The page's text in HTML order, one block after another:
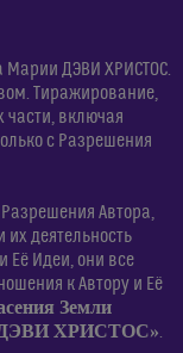
Марии ДЭВИ ХРИСТОС.
Тиражирование,
включая
с Разрешения
Автора,
деятельность
Её Идеи, они все
к Автору и Её
Земли
ХРИСТОС».